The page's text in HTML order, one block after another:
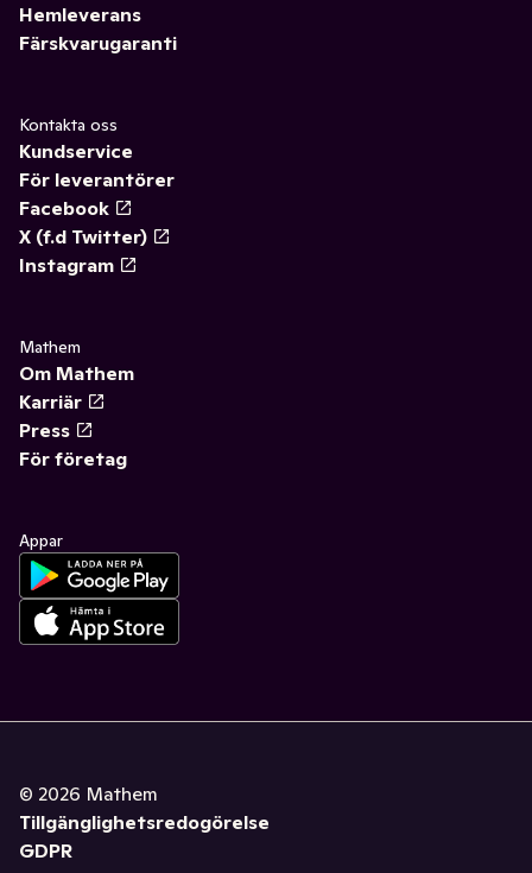
Hemleverans
Färskvarugaranti
Kontakta oss
Kundservice
För leverantörer
Facebook
X (f.d Twitter)
Instagram
Mathem
Om Mathem
Karriär
Press
För företag
Appar
© 2026 Mathem
Tillgänglighetsredogörelse
GDPR